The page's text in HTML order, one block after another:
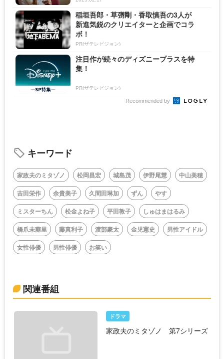
稲垣吾郎・草彅剛・香取慎吾の3人が
新進気鋭のクリエイターと企画でコラ
ボ！
PR(ザテレビジョン)
注目作が続々のディズニープラスを特
集！
PR(ザテレビジョン)
Recommended by
キーワード
家政夫のミタゾノ 松岡昌宏 城島茂 伊野尾慧
中山美穂
吉田栄作
余貴美子 久間田琳加 ずん
やす
ミスターちん
松金よね子 平田敦子
しゅはまはるみ
橋爪未萠里
藤真利子 渡部豪太 金児憲史
男性アイドル
女性俳優
男性俳優 お笑い
関連番組
ドラマ
家政夫のミタゾノ 第7シリーズ